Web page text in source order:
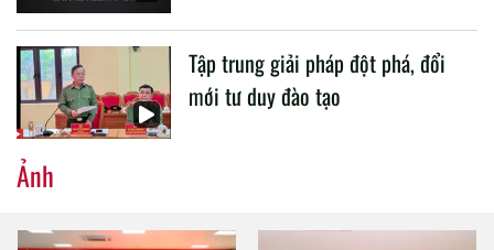
Tập trung giải pháp đột phá, đổi
mới tư duy đào tạo
Ảnh